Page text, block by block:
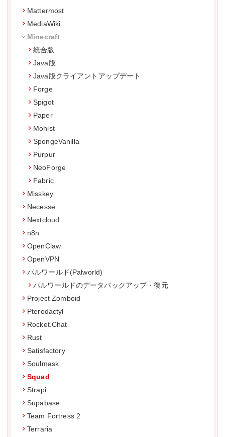
Mattermost
MediaWiki
Minecraft
統合版
Java版
Java版クライアントアップデート
Forge
Spigot
Paper
Mohist
SpongeVanilla
Purpur
NeoForge
Fabric
Misskey
Necesse
Nextcloud
n8n
OpenClaw
OpenVPN
パルワールド(Palworld)
パルワールドのデータバックアップ・復元
Project Zomboid
Pterodactyl
Rocket.Chat
Rust
Satisfactory
Soulmask
Squad
Strapi
Supabase
Team Fortress 2
Terraria